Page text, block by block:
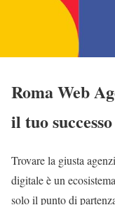
Roma Web
il tuo
Trovare la giusta
digitale è un
solo il punto di